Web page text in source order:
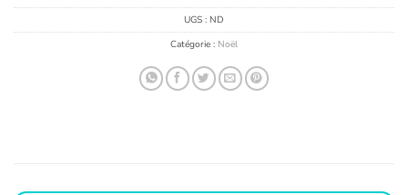
UGS : ND
Catégorie : Noël